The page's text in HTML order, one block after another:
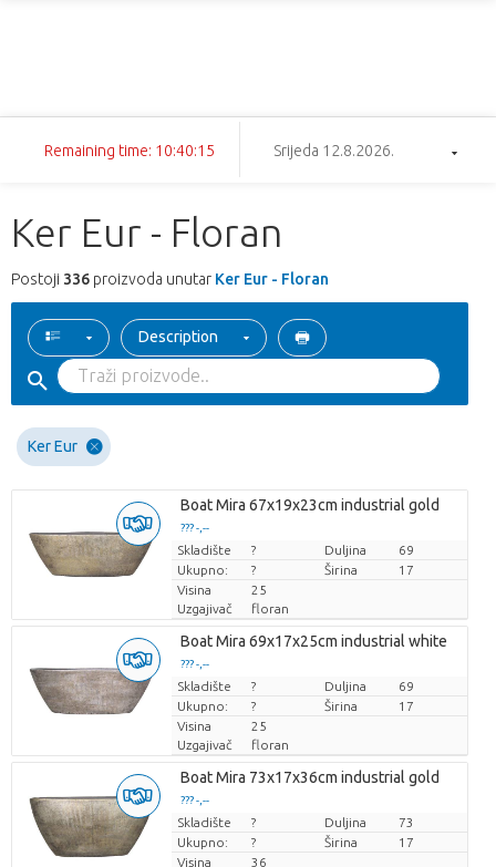
Remaining time: 10:40:14 Srijeda 12.8.2026.
Ker Eur - Floran
Postoji 336 proizvoda unutar Ker Eur - Floran
Description
Ker Eur
Boat Mira 67x19x23cm industrial gold
??? -,--
Cijena po komadu
Skladište ? Duljina
69
Ukupno:
? Širina
17
Visina
25
Uzgajivač
floran
Boat Mira 69x17x25cm industrial white
??? -,--
Cijena po komadu
Skladište ? Duljina
69
Ukupno:
? Širina
17
Visina
25
Uzgajivač
floran
Boat Mira 73x17x36cm industrial gold
??? -,--
Cijena po komadu
Skladište ? Duljina
73
Ukupno:
? Širina
17
Visina
36